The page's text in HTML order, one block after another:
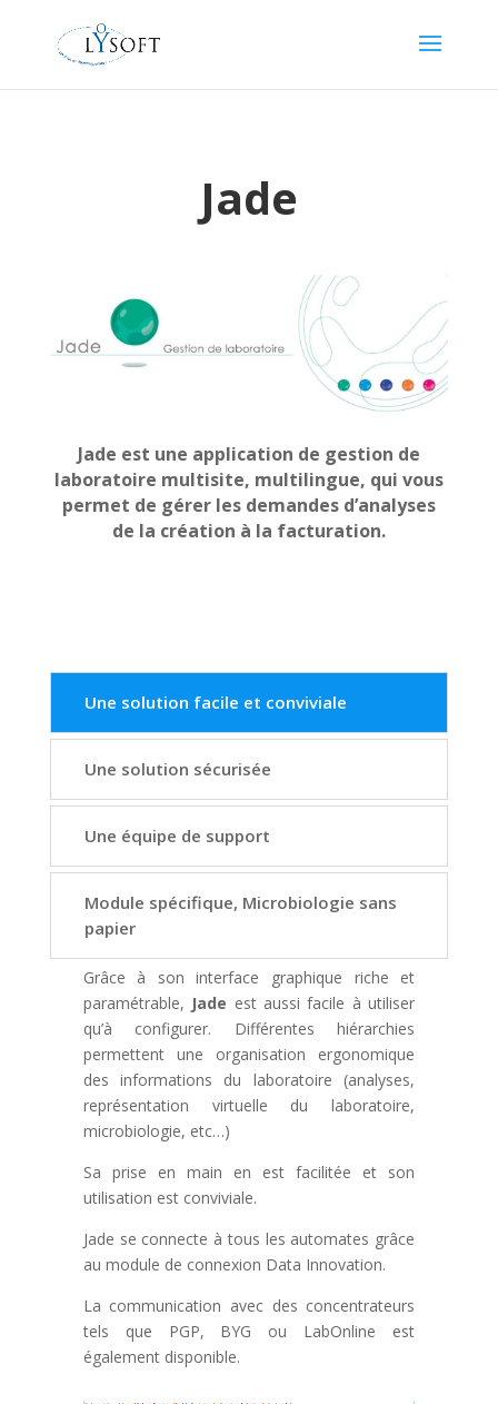
Jade
Jade est une application de gestion de
laboratoire multisite, multilingue, qui vous
permet de gérer les demandes d’analyses
de la création à la facturation.
Une solution facile et conviviale
Une solution sécurisée
Une équipe de support
Module spécifique, Microbiologie sans
papier
Grâce à son interface graphique riche et
paramétrable, Jade est aussi facile à utiliser
qu’à configurer. Différentes hiérarchies
permettent une organisation ergonomique
des informations du laboratoire (analyses,
représentation virtuelle du laboratoire,
microbiologie, etc…)
Sa prise en main en est facilitée et son
utilisation est conviviale.
Jade se connecte à tous les automates grâce
au module de connexion Data Innovation.
La communication avec des concentrateurs
tels que PGP, BYG ou LabOnline est
également disponible.